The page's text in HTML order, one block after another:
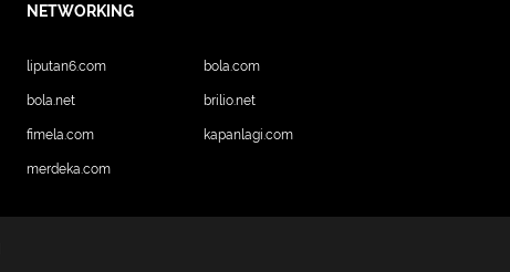
NETWORKING
liputan6.com bola.com
bola.net brilio.net
fimela.com kapanlagi.com
merdeka.com